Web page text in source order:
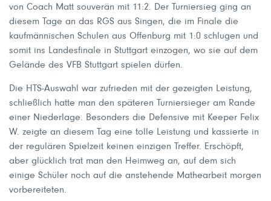
von Coach Matt souverän mit 11:2. Der Turniersieg ging an
diesem Tage an das RGS aus Singen, die im Finale die
kaufmännischen Schulen aus Offenburg mit 1:0 schlugen und
somit ins Landesfinale in Stuttgart einzogen, wo sie auf dem
Gelände des VFB Stuttgart spielen dürfen.
Die HTS-Auswahl war zufrieden mit der gezeigten Leistung,
schließlich hatte man den späteren Turniersieger am Rande
einer Niederlage. Besonders die Defensive mit Keeper Felix
W. zeigte an diesem Tag eine tolle Leistung und kassierte in
der regulären Spielzeit keinen einzigen Treffer. Erschöpft,
aber glücklich trat man den Heimweg an, auf dem sich
einige Schüler noch auf die anstehende Mathearbeit morgen
vorbereiteten.